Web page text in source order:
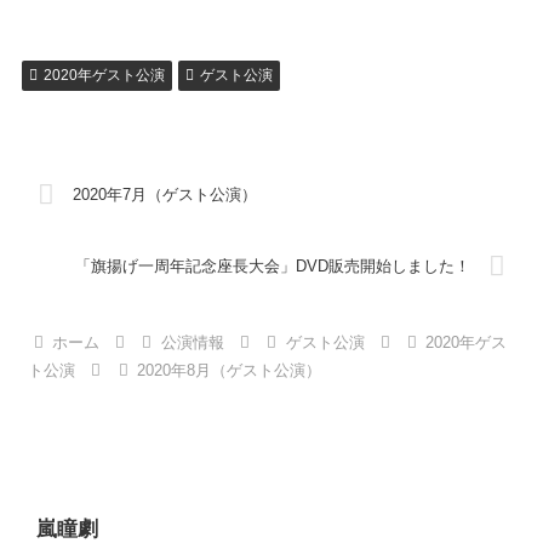
2020年ゲスト公演 ゲスト公演
2020年7月（ゲスト公演）
「旗揚げ一周年記念座長大会」DVD販売開始しました！
ホーム 公演情報 ゲスト公演
2020年ゲス
ト公演
2020年8月（ゲスト公演）
嵐瞳劇